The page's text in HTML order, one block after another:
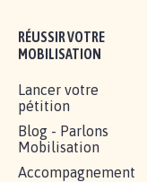
RÉUSSIR VOTRE
MOBILISATION
Lancer votre
pétition
Blog - Parlons
Mobilisation
Accompagnement